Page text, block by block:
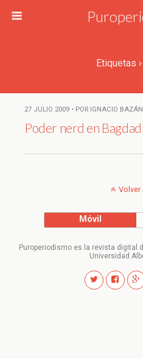
Etiquetas
27 JULIO 2009 • POR IGNACIO BAZÁN
Poder nerd en Bagdad
Volver
Móvil
Puroperiodismo es la revista digital
Universidad